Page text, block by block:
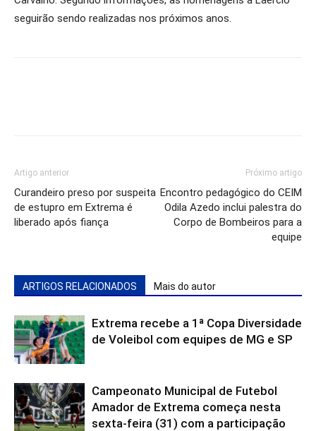
seguirão sendo realizadas nos próximos anos.
Artigo anterior
Curandeiro preso por suspeita
de estupro em Extrema é
liberado após fiança
Próximo artigo
Encontro pedagógico do CEIM
Odila Azedo inclui palestra do
Corpo de Bombeiros para a
equipe
ARTIGOS RELACIONADOS Mais do autor
Extrema recebe a 1ª Copa Diversidade
de Voleibol com equipes de MG e SP
Campeonato Municipal de Futebol
Amador de Extrema começa nesta
sexta-feira (31) com a participação